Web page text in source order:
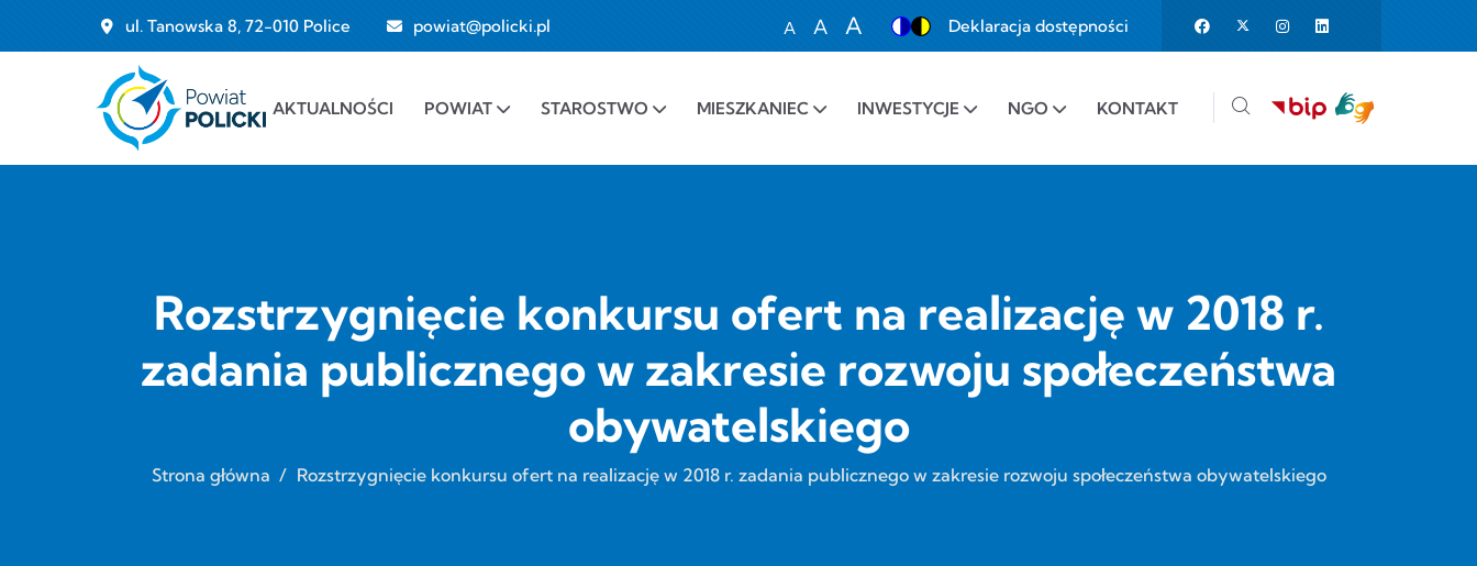
Przejdź do treści
ul. Tanowska 8, 72-010 Police powiat@policki.pl
A
Set font size to 100%
A
A
Deklaracja dostępności
AKTUALNOŚCI POWIAT STAROSTWO MIESZKANIEC INWESTYCJE NGO KONTAKT
Rozstrzygnięcie konkursu ofert na realizację w 2018 r.
zadania publicznego w zakresie rozwoju społeczeństwa
obywatelskiego
Strona główna / Rozstrzygnięcie konkursu ofert na realizację w 2018 r. zadania publicznego w zakresie rozwoju społeczeństwa obywatelskiego